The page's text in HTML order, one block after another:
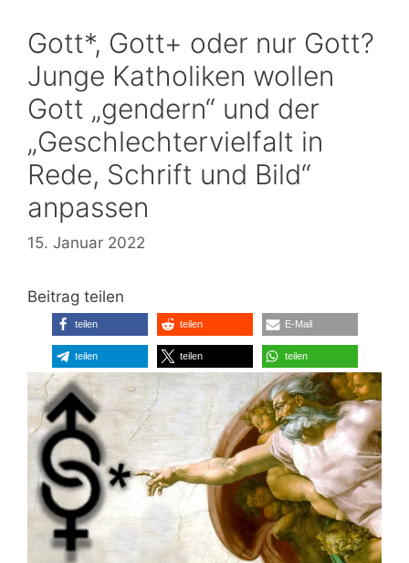
Gott*, Gott+ oder nur Gott?
Junge Katholiken wollen
Gott „gendern“ und der
„Geschlechtervielfalt in
Rede, Schrift und Bild“
anpassen
15. Januar 2022
Beitrag teilen
teilen teilen E-Mail
teilen teilen teilen